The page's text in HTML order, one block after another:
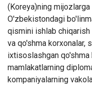
(Koreya)ning
O'zbekistondagi
qismini ishlab
va qo'shma korxonalar,
ixtisoslashgan qo'shma
mamlakatlarning
kompaniyalarning